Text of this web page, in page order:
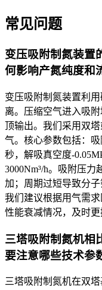
常见问题
变压吸附制氮装置
何影响产氮纯度和
变压吸附制氮装置利
离。压缩空气进入吸
顶输出。我们采用双
气。核心参数包括：吸
秒，解吸真空度-
3000Nm³/h。吸附压
加；周期过短导致分
我们建议根据用气需
性能衰减情况，及时更
三塔吸附制氮机相
要注意哪些技术参
三塔吸附制氮机在双